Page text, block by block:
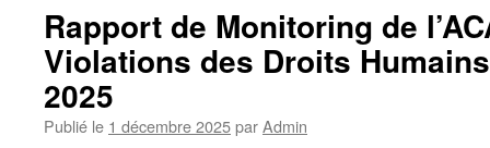
Rapport de Monitoring de
Violations des Droits
2025
Publié le 1 décembre 2025parAdmin